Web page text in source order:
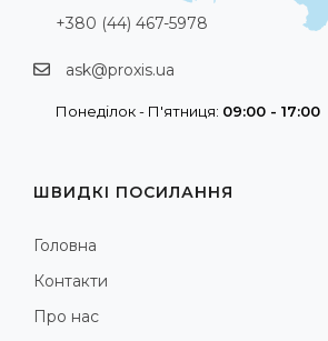
+380 (44) 467-5978
ask@proxis.ua
Понеділок - П'ятниця: 09:00 - 17:00
ШВИДКІ ПОСИЛАННЯ
Головна
Контакти
Про нас